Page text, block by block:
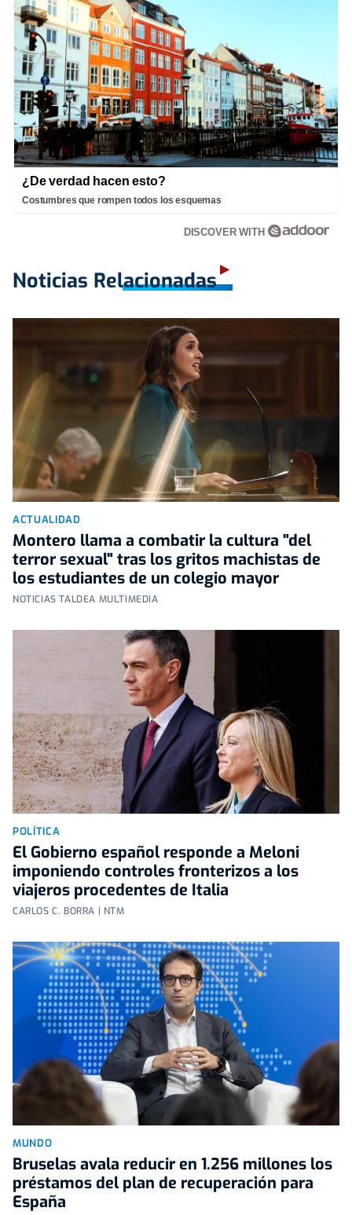
¿De verdad hacen esto?
Costumbres que rompen todos los esquemas
DISCOVER WITH
Noticias Relacionadas
ACTUALIDAD
Montero llama a combatir la cultura "del
terror sexual" tras los gritos machistas de
los estudiantes de un colegio mayor
NOTICIAS TALDEA MULTIMEDIA
POLÍTICA
El Gobierno español responde a Meloni
imponiendo controles fronterizos a los
viajeros procedentes de Italia
CARLOS C. BORRA | NTM
MUNDO
Bruselas avala reducir en 1.256 millones los
préstamos del plan de recuperación para
España